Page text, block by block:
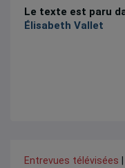
Le texte est paru
Élisabeth Vallet
Entrevues télévisées